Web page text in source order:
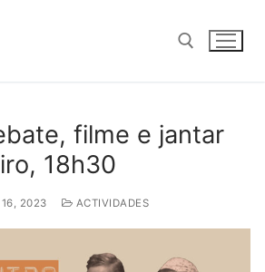
filme e jantar
18h30
2023 ACTIVIDADES